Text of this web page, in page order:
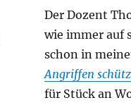
Der Dozent
wie immer auf
schon in
Angriffen
für Stück an